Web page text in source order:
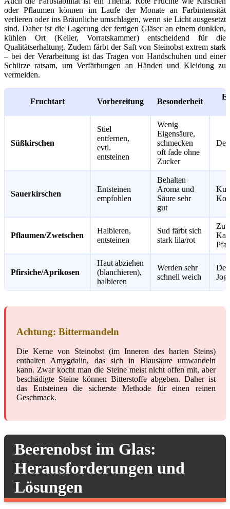
oder Pflaumen können im Laufe der Monate an Farbintensität
verlieren oder ins Bräunliche umschlagen, wenn sie Licht ausgesetzt
sind. Daher ist die Lagerung der fertigen Gläser an einem dunklen,
kühlen Ort (Keller, Vorratskammer) entscheidend für die
Qualitätserhaltung. Zudem färbt der Saft von Steinobst extrem stark
– bei der Verarbeitung ist das Tragen von Handschuhen und einer
Schürze ratsam, um Verfärbungen an Händen und Kleidung zu
vermeiden.
Fruchtart Vorbereitung Besonderheit
Süßkirschen
Stiel
entfernen,
evtl.
entsteinen
Wenig
Eigensäure,
schmecken
oft fade ohne
Zucker
Sauerkirschen
Entsteinen
empfohlen
Behalten
Aroma und
Säure sehr
gut
Pflaumen/Zwetschen
Halbieren,
entsteinen
Sud färbt sich
stark lila/rot
Zu
Pfirsiche/Aprikosen
Haut abziehen
(blanchieren),
halbieren
Werden sehr
schnell weich
Achtung: Bittermandeln
Die Kerne von Steinobst (im Inneren des harten Steins)
enthalten Amygdalin, das sich in Blausäure umwandeln
kann. Zwar kocht man die Steine meist nicht offen mit, aber
beschädigte Steine können Bitterstoffe abgeben. Daher ist
das Entsteinen die sicherste Methode für einen reinen
Geschmack.
Beerenobst im Glas:
Herausforderungen und
Lösungen